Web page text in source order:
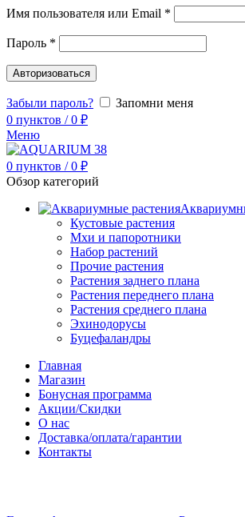
Имя пользователя или Email *
Пароль *
Авторизоваться
Забыли пароль?
Запомни меня
0 пунктов / 0 ₽
Меню
0 пунктов / 0 ₽
Обзор категорий
Кустовые растения
Мхи и папоротники
Набор растений
Прочие растения
Растения заднего плана
Растения переднего плана
Растения среднего плана
Эхинодорусы
Буцефаландры
Главная
Магазин
Бонусная программа
Акции/Скидки
О нас
Доставка/оплата/гарантии
Контакты